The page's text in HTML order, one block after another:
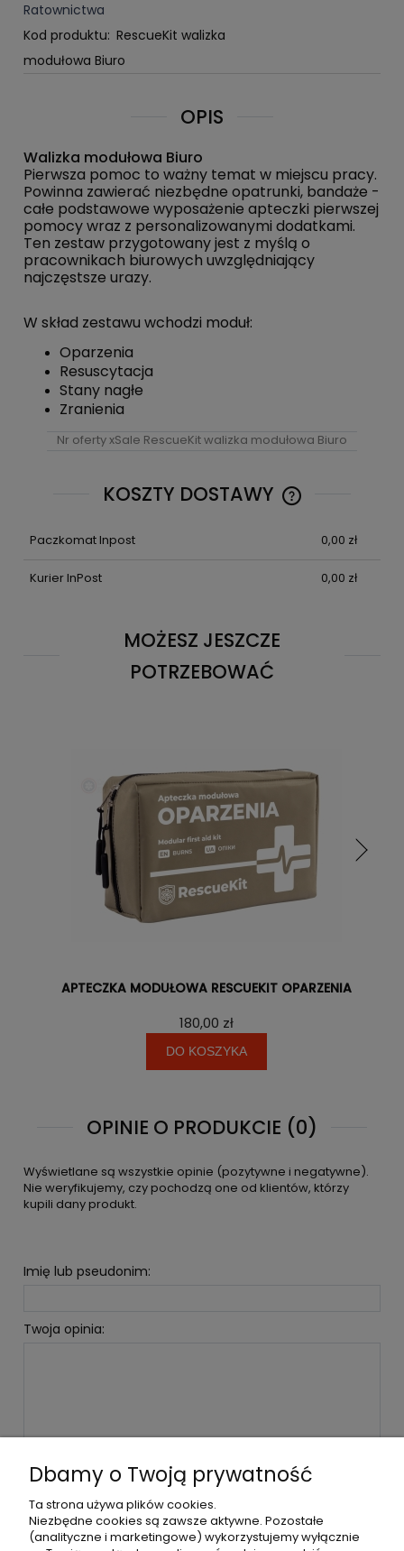
Ratownictwa
Kod produktu: RescueKit walizka
modułowa Biuro
OPIS
Walizka modułowa Biuro
Pierwsza pomoc to ważny temat w miejscu pracy.
Powinna zawierać niezbędne opatrunki, bandaże -
całe podstawowe wyposażenie apteczki pierwszej
pomocy wraz z personalizowanymi dodatkami.
Ten zestaw przygotowany jest z myślą o
pracownikach biurowych uwzględniający
najczęstsze urazy.
W skład zestawu wchodzi moduł:
Oparzenia
Resuscytacja
Stany nagłe
Zranienia
Nr oferty xSale RescueKit walizka modułowa Biuro
KOSZTY DOSTAWY
CENA NIE
Paczkomat Inpost
0,00 zł
Kurier InPost 0,00 zł
MOŻESZ JESZCZE
POTRZEBOWAĆ
APTECZKA MODUŁOWA RESCUEKIT OPARZENIA
180,00 zł
DO KOSZYKA
OPINIE O PRODUKCIE (0)
Wyświetlane są wszystkie opinie (pozytywne i negatywne).
Nie weryfikujemy, czy pochodzą one od klientów, którzy
kupili dany produkt.
Imię lub pseudonim:
Twoja opinia:
POMOC
Dbamy o Twoją prywatność
Ta strona używa plików cookies.
Niezbędne cookies są zawsze aktywne. Pozostałe
(analityczne i marketingowe) wykorzystujemy wyłącznie